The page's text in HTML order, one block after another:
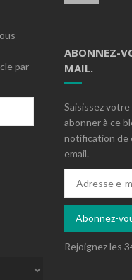
par
ABONNEZ-
MAIL.
Saisissez
abonner à ce
notification de
email.
mail
Abonnez-
Rejoignez les